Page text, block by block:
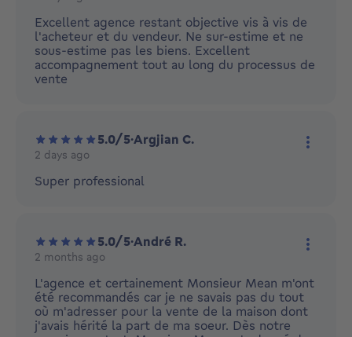
Excellent agence restant objective vis à vis de
l'acheteur et du vendeur. Ne sur-estime et ne
sous-estime pas les biens. Excellent
accompagnement tout au long du processus de
vente
5.0/5·Argjian C.
2 days ago
Super professional
5.0/5·André R.
2 months ago
L'agence et certainement Monsieur Mean m'ont
été recommandés car je ne savais pas du tout
où m'adresser pour la vente de la maison dont
j'avais hérité la part de ma soeur. Dès notre